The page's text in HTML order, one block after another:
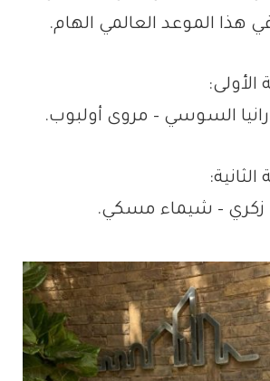
هذا الموعد العالمي الهام.
الأولى:
السوسي – مروى أولبوب.
الثانية:
زكري – شيماء مسكي.